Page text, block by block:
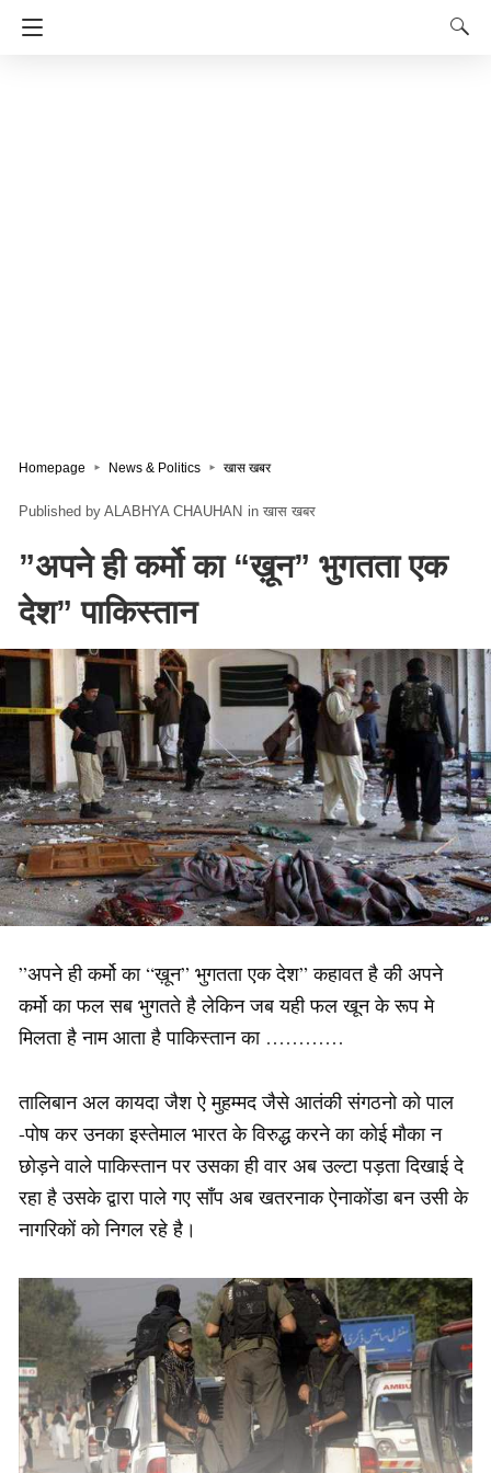
Homepage News & Politics खास खबर
ALABHYA CHAUHAN in खास खबर
”अपने ही कर्मो का “ख़ून” भुगतता एक
देश” पाकिस्तान
”अपने ही कर्मो का “ख़ून” भुगतता एक देश” कहावत है की अपने
कर्मो का फल सब भुगतते है लेकिन जब यही फल खून के रूप मे
मिलता है नाम आता है पाकिस्तान का …………
तालिबान अल कायदा जैश ऐ मुहम्मद जैसे आतंकी संगठनो को पाल
-पोष कर उनका इस्तेमाल भारत के विरुद्ध करने का कोई मौका न
छोड़ने वाले पाकिस्तान पर उसका ही वार अब उल्टा पड़ता दिखाई दे
रहा है उसके द्वारा पाले गए साँप अब खतरनाक ऐनाकोंडा बन उसी के
नागरिकों को निगल रहे है।